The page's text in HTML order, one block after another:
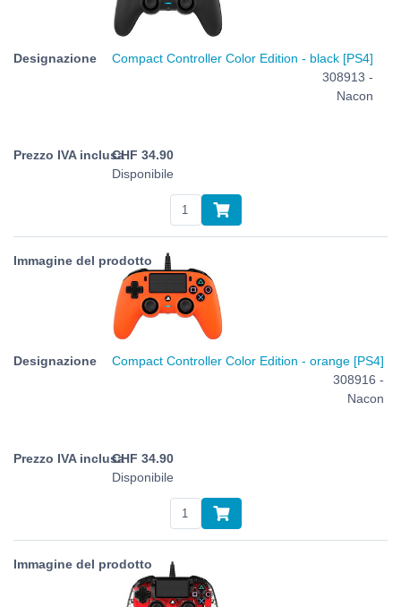
Compact Controller Color Edition - black [PS4]
308913 -
Nacon
CHF 34.90
Disponibile
Compact Controller Color Edition - orange [PS4]
308916 -
Nacon
CHF 34.90
Disponibile